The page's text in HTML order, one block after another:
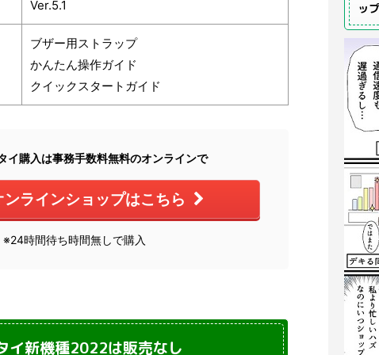
Ver.5.1
ブザー用ストラップ
かんたん操作ガイド
クイックスタートガイド
イ購入は事務手数料無料のオンラインで
ンラインショップはこちら
※24時間待ち時間無しで購入
イ新機種2022は販売なし
ップ